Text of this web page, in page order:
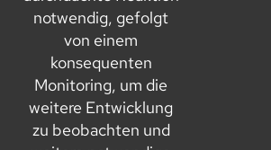
notwendig, gefolgt
von einem
konsequenten
Monitoring, um die
weitere Entwicklung
zu beobachten und